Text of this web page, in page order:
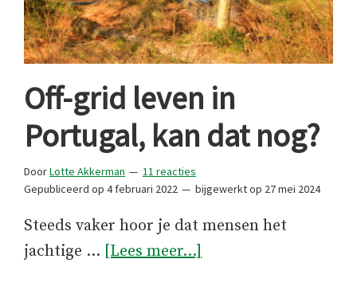
Off-grid leven in
Portugal, kan dat nog?
DoorLotte Akkerman
11 reacties
Gepubliceerd op 4 februari 2022 bijgewerkt op 27 mei 2024
Steeds vaker hoor je dat mensen het
jachtige … [Lees meer...]